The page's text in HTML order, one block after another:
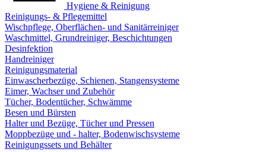
Hygiene & Reinigung
Reinigungs- & Pflegemittel
Wischpflege, Oberflächen- und Sanitärreiniger
Waschmittel, Grundreiniger, Beschichtungen
Desinfektion
Handreiniger
Reinigungsmaterial
Einwascherbezüge, Schienen, Stangensysteme
Eimer, Wachser und Zubehör
Tücher, Bodentücher, Schwämme
Besen und Bürsten
Halter und Bezüge, Tücher und Pressen
Moppbezüge und - halter, Bodenwischsysteme
Reinigungssets und Behälter